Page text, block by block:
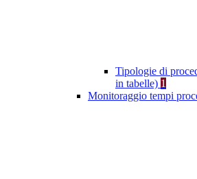
Tipologie di
in tabelle) 1
Monitoraggio tempi